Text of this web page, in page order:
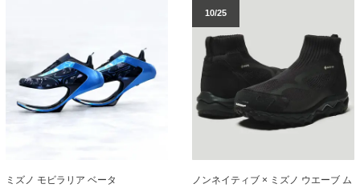
ミズノ モビラリア ベータ
10/25
ノンネイティブ × ミズノ ウエーブ ム